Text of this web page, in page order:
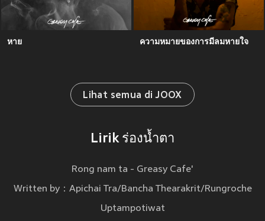
หาย ความหมายของการมีลมหายใจ
Lihat semua di JOOX
Lirik ร่องน้ำตา
Rong nam ta - Greasy Cafe'
Written by：Apichai Tra/Bancha Thearakrit/Rungroche
Uptampotiwat